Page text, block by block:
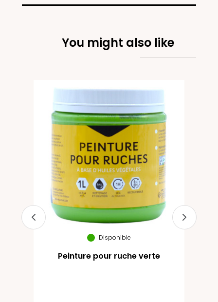
You might also like
Disponible
Peinture pour ruche verte